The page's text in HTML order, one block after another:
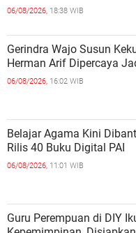
06/08/2026, 18:38 WIB
Gerindra Wajo Susun
Herman Arif Dipercaya
06/08/2026, 16:02 WIB
Belajar Agama Kini
Rilis 40 Buku Digital PAI
06/08/2026, 11:01 WIB
Guru Perempuan di DIY